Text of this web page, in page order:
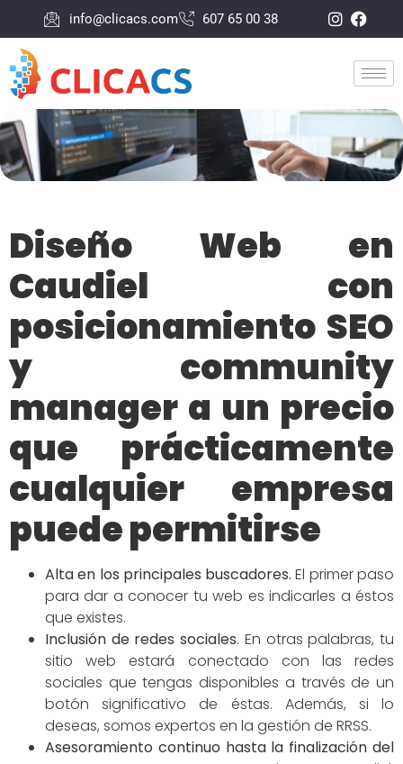
info@clicacs.com 607 65 00 38
Diseño Web en
Caudiel con
posicionamiento SEO
y community
manager a un precio
que prácticamente
cualquier empresa
puede permitirse
Alta en los principales buscadores. El primer paso
para dar a conocer tu web es indicarles a éstos
que existes.
Inclusión de redessociales. En otras palabras, tu
sitio web estará conectado con las redes
sociales que tengas disponibles a través de un
botón significativo de éstas. Además, si lo
deseas, somos expertos en la gestión de RRSS.
Asesoramiento continuo hasta la finalización del